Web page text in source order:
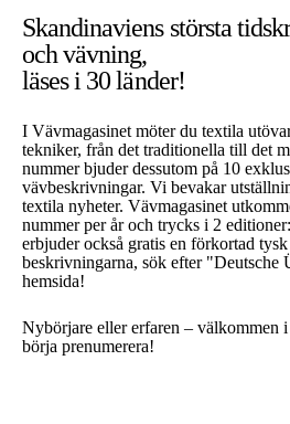
Skandinaviens största
och vävning,
läses i 30 länder!
I Vävmagasinet möter du textila
tekniker, från det traditionella till det
nummer bjuder dessutom på 10
vävbeskrivningar. Vi bevakar
textila nyheter. Vävmagasinet
nummer per år och trycks i 2
erbjuder också gratis en förkortad
beskrivningarna, sök efter "Deutsche
hemsida!
Nybörjare eller erfaren – välkommen i
börja prenumerera!